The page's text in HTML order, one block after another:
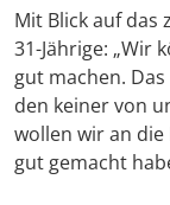
Mit Blick auf das
31-Jährige: „Wir
gut machen.
den keiner von
wollen wir an
gut gemacht